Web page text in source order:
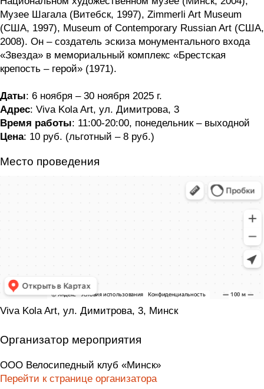
Музее Шагала (Витебск, 1997), Zimmerli Art Museum
(США, 1997), Museum of Contemporary Russian Art (США,
2008). Он – создатель эскиза монументального входа
«Звезда» в мемориальный комплекс «Брестская
крепость – герой» (1971).
Даты: 6 ноября – 30 ноября 2025 г.
Адрес: Viva Kola Art, ул. Димитрова, 3
Время работы: 11:00-20:00, понедельник – выходной
Цена: 10 руб. (льготный – 8 руб.)
Место проведения
Viva Kola Art, ул. Димитрова, 3, Минск
Организатор мероприятия
ООО Велосипедный клуб «Минск»
Перейти к странице организатора